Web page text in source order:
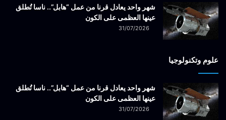
شهر واحد يعادل قرنا من عمل “هابل”.. ناسا تُطلق
عينها العظمى على الكون
31/07/2026
علوم وتكنولوجيا
شهر واحد يعادل قرنا من عمل “هابل”.. ناسا تُطلق
عينها العظمى على الكون
31/07/2026